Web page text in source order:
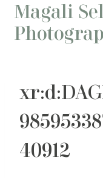
Aller
contenu
Magali
40912